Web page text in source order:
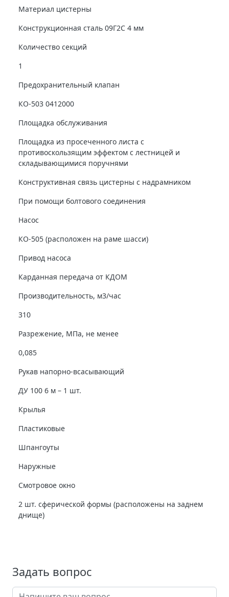
Материал цистерны
Конструкционная сталь 09Г2С 4 мм
Количество секций
1
Предохранительный клапан
КО-503 0412000
Площадка обслуживания
Площадка из просеченного листа с
противоскользящим эффектом с лестницей и
складывающимися поручнями
Конструктивная связь цистерны с надрамником
При помощи болтового соединения
Насос
КО-505 (расположен на раме шасси)
Привод насоса
Карданная передача от КДОМ
Производительность, м3/час
310
Разрежение, МПа, не менее
0,085
Рукав напорно-всасывающий
ДУ 100 6 м – 1 шт.
Крылья
Пластиковые
Шпангоуты
Наружные
Смотровое окно
2 шт. сферической формы (расположены на заднем
днище)
Задать вопрос